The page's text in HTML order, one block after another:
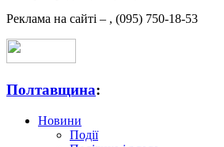
Реклама на сайті – , (095) 750-18-53
Полтавщина:
Новини
Події